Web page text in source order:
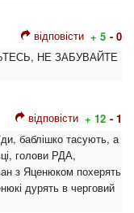
відповісти + 5 - 0
НЕ ЗАБУВАЙТЕ
відповісти + 12 - 1
баблішко тасують, а
голови РДА,
з Яценюком похерять
дурять в черговий